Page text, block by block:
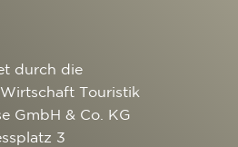
durch die
Touristik
GmbH & Co. KG
3